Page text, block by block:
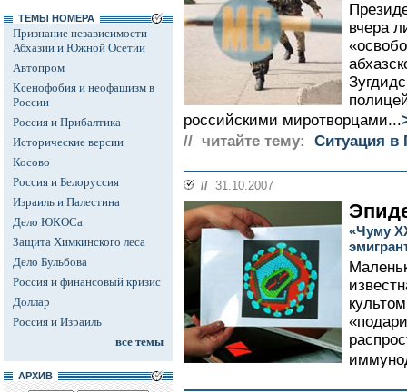
ТЕМЫ НОМЕРА
Признание независимости
Абхазии и Южной Осетии
Автопром
Ксенофобия и неофашизм в
России
Россия и Прибалтика
Исторические версии
Косово
Россия и Белоруссия
Израиль и Палестина
Дело ЮКОСа
Защита Химкинского леса
Дело Бульбова
Россия и финансовый кризис
Доллар
Россия и Израиль
все темы
АРХИВ
вчера
российскими миротворцами...
// читайте тему: Ситуация в
// 31.10.2007
«Чуму